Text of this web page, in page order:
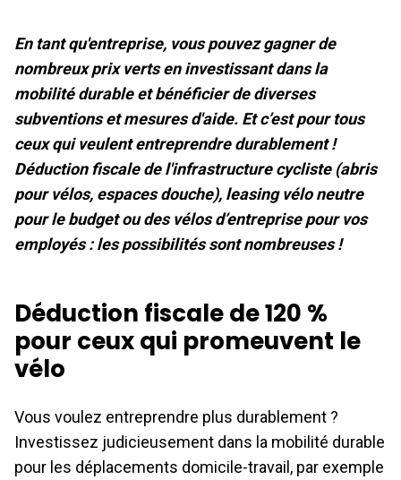
En tant qu'entreprise, vous pouvez gagner de
nombreux prix verts en investissant dans la
mobilité durable et bénéficier de diverses
subventions et mesures d'aide. Et c’est pour tous
ceux qui veulent entreprendre durablement !
Déduction fiscale de l'infrastructure cycliste (abris
pour vélos, espaces douche), leasing vélo neutre
pour le budget ou des vélos d’entreprise pour vos
employés : les possibilités sont nombreuses !
Déduction fiscale de 120 %
pour ceux qui promeuvent le
vélo
Vous voulez entreprendre plus durablement ?
Investissez judicieusement dans la mobilité durable
pour les déplacements domicile-travail, par exemple